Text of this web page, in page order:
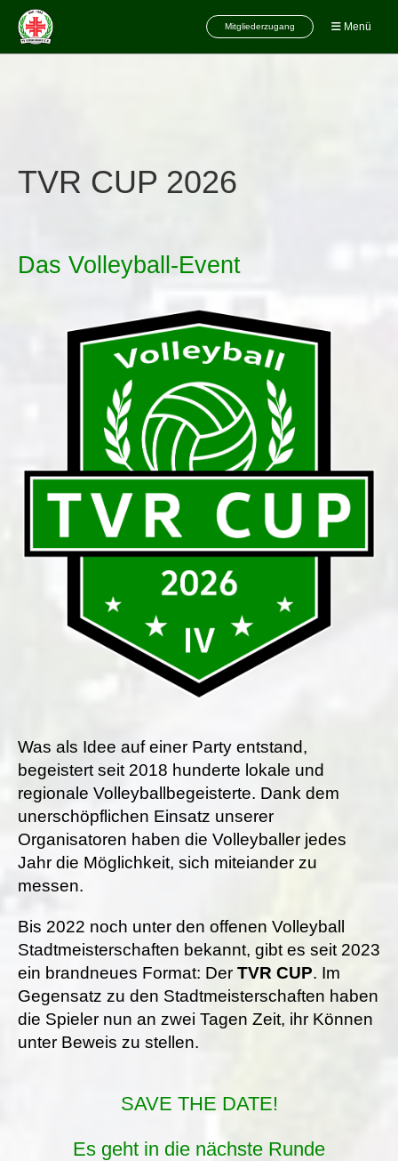
Mitgliederzugang Menü
TVR CUP 2026
Das Volleyball-Event
Was als Idee auf einer Party entstand,
begeistert seit 2018 hunderte lokale und
regionale Volleyballbegeisterte. Dank dem
unerschöpflichen Einsatz unserer
Organisatoren haben die Volleyballer jedes
Jahr die Möglichkeit, sich miteiander zu
messen.
Bis 2022 noch unter den offenen Volleyball
Stadtmeisterschaften bekannt, gibt es seit 2023
ein brandneues Format: Der TVR CUP. Im
Gegensatz zu den Stadtmeisterschaften haben
die Spieler nun an zwei Tagen Zeit, ihr Können
unter Beweis zu stellen.
SAVE THE DATE!
Es geht in die nächste Runde